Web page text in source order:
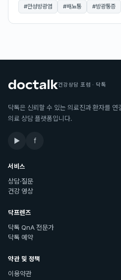
#만성방광염 #배뇨통 #방광통증
건강상담 포럼 · 닥톡
닥톡은 신뢰할 수 있는 의료진과 환자를 연
의료 상담 플랫폼입니다.
▶ f
서비스
상담·질문
건강 영상
닥프렌즈
닥톡 QnA 전문가
닥톡 예약
약관 및 정책
이용약관